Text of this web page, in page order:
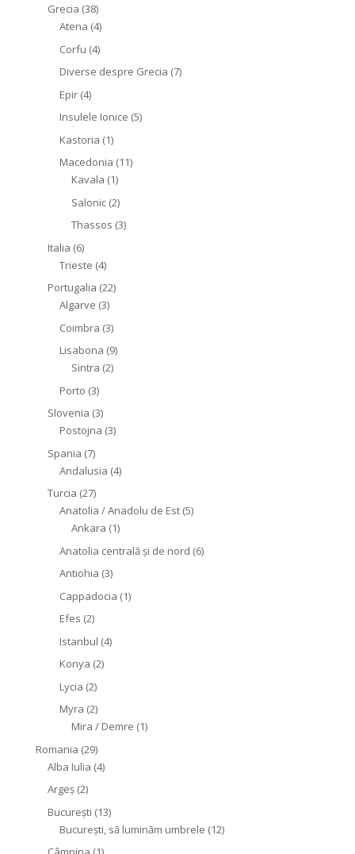
Grecia (38)
Atena (4)
Corfu (4)
Diverse despre Grecia (7)
Epir(4)
Insulele Ionice (5)
Kastoria (1)
Macedonia (11)
Kavala (1)
Salonic(2)
Thassos (3)
Italia (6)
Trieste (4)
Portugalia (22)
Algarve (3)
Coimbra (3)
Lisabona (9)
Sintra (2)
Porto (3)
Slovenia (3)
Postojna (3)
Spania (7)
Andalusia (4)
Turcia (27)
Anatolia / Anadolu de Est(5)
Ankara (1)
Anatolia centrală și de nord (6)
Antiohia (3)
Cappadocia (1)
Efes (2)
Istanbul (4)
Konya (2)
Lycia (2)
Myra (2)
Mira / Demre (1)
Romania (29)
Alba Iulia (4)
Argeș(2)
București (13)
București, să luminăm umbrele (12)